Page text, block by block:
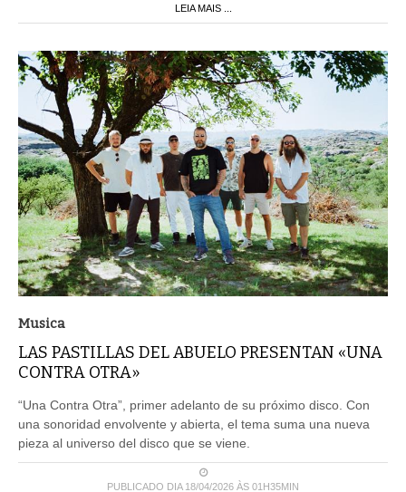
LEIA MAIS ...
Musica
LAS PASTILLAS DEL ABUELO PRESENTAN «UNA
CONTRA OTRA»
“Una Contra Otra”, primer adelanto de su próximo disco. Con
una sonoridad envolvente y abierta, el tema suma una nueva
pieza al universo del disco que se viene.
PUBLICADO DIA 18/04/2026 ÀS 01H35MIN